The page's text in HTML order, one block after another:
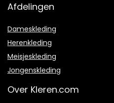
Afdelingen
Dameskleding
Herenkleding
Meisjeskleding
Jongenskleding
Over Kleren.com